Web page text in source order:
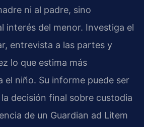
ni al padre, sino
interés del menor. Investiga el
entrevista a las partes y
lo que estima más
el niño. Su informe puede ser
decisión final sobre custodia
de un Guardian ad Litem